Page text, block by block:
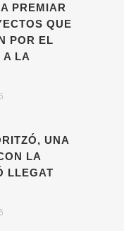
PREMIAR
QUE
POR EL
A LA
UNA
LA
LLEGAT